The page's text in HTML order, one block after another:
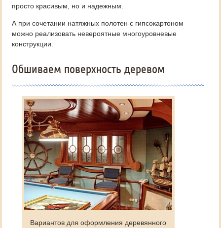
просто красивым, но и надежным.
А при сочетании натяжных полотен с гипсокартоном
можно реализовать невероятные многоуровневые
конструкции.
Обшиваем поверхность деревом
Вариантов для оформления деревянного